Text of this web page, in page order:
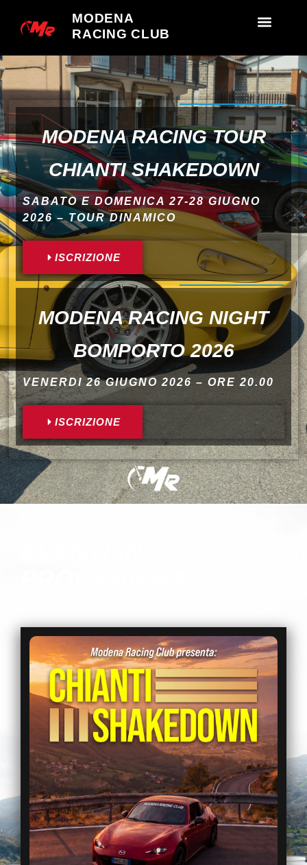
MODENA
RACING CLUB
MODENA RACING TOUR
CHIANTI SHAKEDOWN
SABATO E DOMENICA 27-28 GIUGNO
2026 – TOUR DINAMICO
ISCRIZIONE
MODENA RACING NIGHT
BOMPORTO 2026
VENERDI 26 GIUGNO 2026 – ORE 20.00
ISCRIZIONE